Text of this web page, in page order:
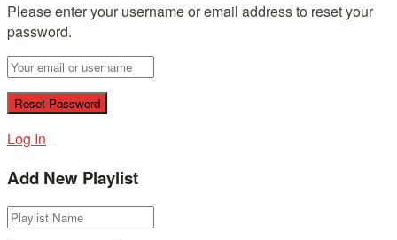
Please enter your username or email address to reset your
password.
Log In
Add New Playlist